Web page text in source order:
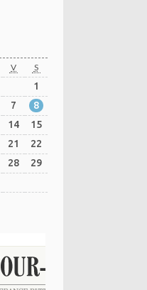
V S
1
7
8
14
15
21
22
28
29